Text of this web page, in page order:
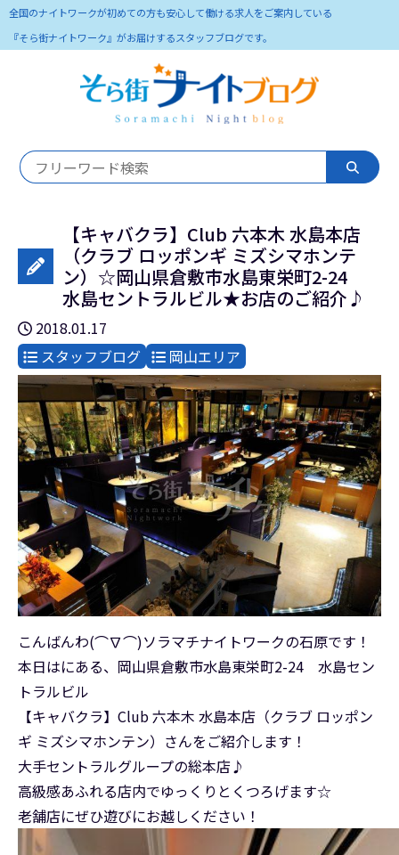
全国のナイトワークが初めての方も安心して働ける求人をご案内している
『そら街ナイトワーク』がお届けするスタッフブログです。
【キャバクラ】Club 六本木 水島本店
（クラブ ロッポンギ ミズシマホンテ
ン）☆岡山県倉敷市水島東栄町2-24
水島セントラルビル★お店のご紹介♪
2018.01.17
スタッフブログ
岡山エリア
こんばんわ(⌒∇⌒)ソラマチナイトワークの石原です！
本日はにある、岡山県倉敷市水島東栄町2-24 水島セン
トラルビル
【キャバクラ】Club 六本木 水島本店（クラブ ロッポン
ギ ミズシマホンテン）さんをご紹介します！
大手セントラルグループの総本店♪
高級感あふれる店内でゆっくりとくつろげます☆
老舗店にぜひ遊びにお越しください！